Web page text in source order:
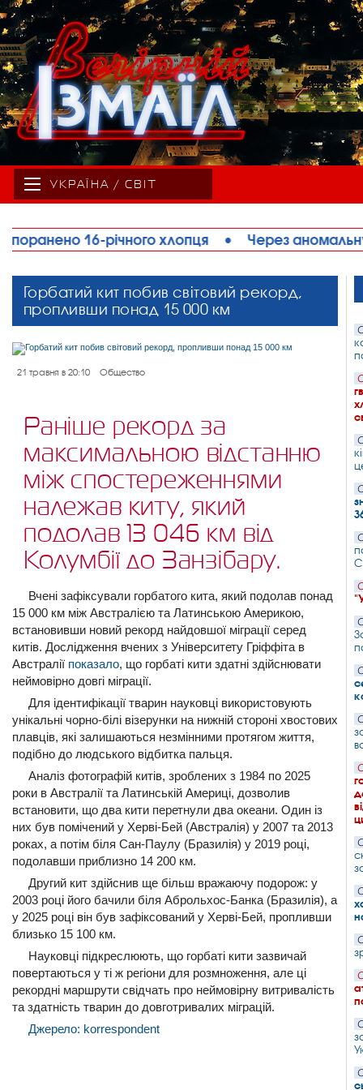
УКРАЇНА / СВІТ
• Через аномальну спеку на Одещині
Горбатий кит побив світовий рекорд,
пропливши понад 15 000 км
21 травня в 20:10 Общество
Раніше рекорд за
максимальною відстанню
між спостереженнями
належав киту, який
подолав 13 046 км від
Колумбії до Занзібару.
Вчені зафіксували горбатого кита, який подолав понад
15 000 км між Австралією та Латинською Америкою,
встановивши новий рекорд найдовшої міграції серед
китів. Дослідження вчених з Університету Гріффіта в
Австралії показало, що горбаті кити здатні здійснювати
неймовірно довгі міграції.
Для ідентифікації тварин науковці використовують
унікальні чорно-білі візерунки на нижній стороні хвостових
плавців, які залишаються незмінними протягом життя,
подібно до людського відбитка пальця.
Аналіз фотографій китів, зроблених з 1984 по 2025
роки в Австралії та Латинській Америці, дозволив
встановити, що два кити перетнули два океани. Один із
них був помічений у Херві-Бей (Австралія) у 2007 та 2013
роках, а потім біля Сан-Паулу (Бразилія) у 2019 році,
подолавши приблизно 14 200 км.
Другий кит здійснив ще більш вражаючу подорож: у
2003 році його бачили біля Аброльхос-Банка (Бразилія), а
у 2025 році він був зафіксований у Херві-Бей, пропливши
близько 15 100 км.
Науковці підкреслюють, що горбаті кити зазвичай
повертаються у ті ж регіони для розмноження, але ці
рекордні маршрути свідчать про неймовірну витривалість
та здатність тварин до довготривалих міграцій.
Джерело: korrespondent